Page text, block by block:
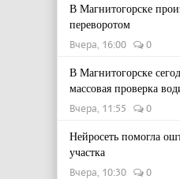
В Магнитогорске
переворотом
Вчера, 16:00 0
В Магнитогорске
массовая проверка
Вчера, 11:55 0
Нейросеть помогла
участка
Вчера, 10:30 0